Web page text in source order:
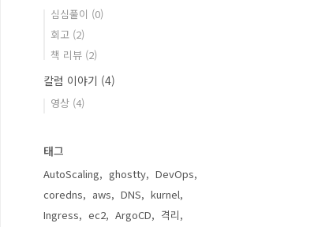
심심풀이 (0)
회고 (2)
책 리뷰 (2)
칼럼 이야기 (4)
영상 (4)
태그
AutoScaling ghostty
DevOps
coredns
aws DNS
kurnel
Ingress
ec2 ArgoCD
격리